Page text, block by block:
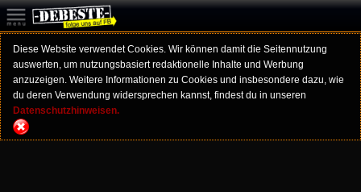
Diese Website verwendet Cookies. Wir können damit die Seitennutzung
auswerten, um nutzungsbasiert redaktionelle Inhalte und Werbung
anzuzeigen. Weitere Informationen zu Cookies und insbesondere dazu, wie
du deren Verwendung widersprechen kannst, findest du in unseren
Datenschutzhinweisen.